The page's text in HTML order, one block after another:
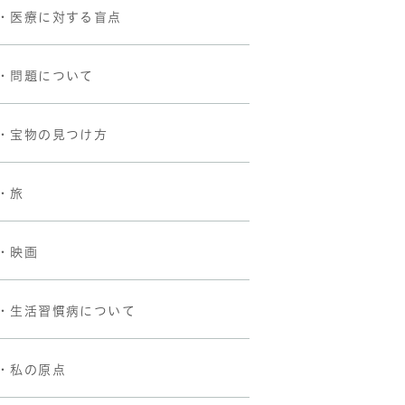
・医療に対する盲点
・問題について
・宝物の見つけ方
・旅
・映画
・生活習慣病について
・私の原点